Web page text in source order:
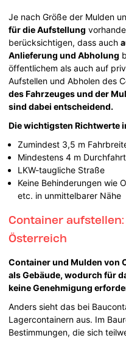
Je nach Größe der Mulden
für die Aufstellung
berücksichtigen, dass auch
Anlieferung und Abholung
öffentlichem als auch auf
Aufstellen und Abholen des
des Fahrzeuges und der
sind dabei entscheidend.
Die wichtigsten Richtwerte
Zumindest 3,5 m
Mindestens 4 m
LKW-taugliche Straße
Keine Behinderungen wie
etc. in unmittelbarer Nähe
Container
Österreich
Container und Mulden von
als Gebäude, wodurch für
keine Genehmigung
Anders sieht das bei
Lagercontainern aus. Im
Bestimmungen, die sich